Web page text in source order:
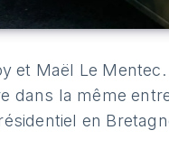
et Maël Le Mentec.
dans la même
en